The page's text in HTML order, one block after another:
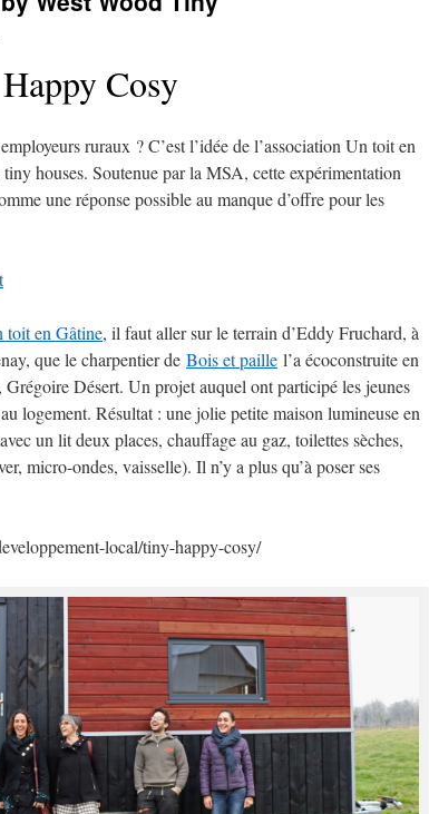
Cosy
ruraux ? C’est l’idée de l’association Un toit en
houses. Soutenue par la MSA, cette expérimentation
une réponse possible au manque d’offre pour les
toit en Gâtine, il faut aller sur le terrain d’Eddy Fruchard, à
que le charpentier de Bois et paille l’a écoconstruite en
Désert. Un projet auquel ont participé les jeunes
logement. Résultat : une jolie petite maison lumineuse en
un lit deux places, chauffage au gaz, toilettes sèches,
micro-ondes, vaisselle). Il n’y a plus qu’à poser ses
local/tiny-happy-cosy/